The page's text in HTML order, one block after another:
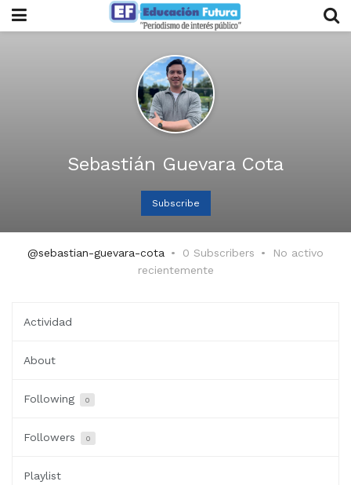
Sebastián Guevara Cota
Subscribe
@sebastian-guevara-cota 0 Subscribers
No activo
recientemente
Actividad
About
Following 0
Followers 0
Playlist